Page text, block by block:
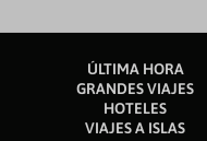
ÚLTIMA HORA
GRANDES VIAJES
HOTELES
VIAJES A ISLAS